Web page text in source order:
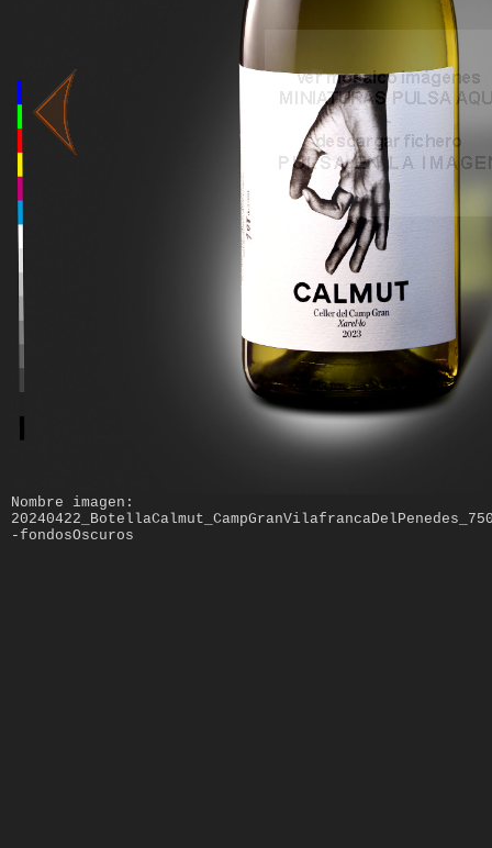
Nombre imagen:
-fondosOscuros